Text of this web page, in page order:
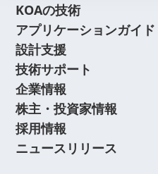
KOAの技術
アプリケーションガイド
設計支援
技術サポート
企業情報
株主・投資家情報
採用情報
ニュースリリース